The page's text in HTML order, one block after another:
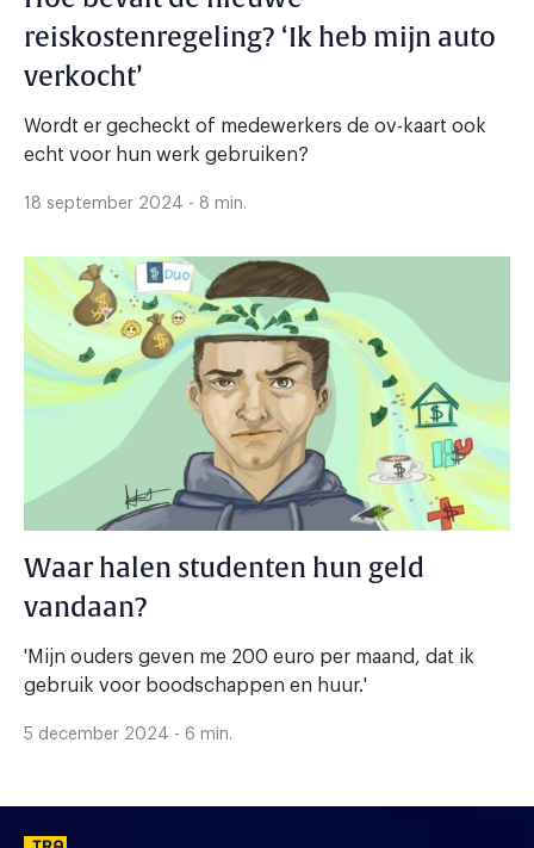
reiskostenregeling? ‘Ik heb mijn auto
verkocht’
Wordt er gecheckt of medewerkers de ov-kaart ook
echt voor hun werk gebruiken?
18 september 2024 - 8 min.
Waar halen studenten hun geld
vandaan?
'Mijn ouders geven me 200 euro per maand, dat ik
gebruik voor boodschappen en huur.'
5 december 2024 - 6 min.